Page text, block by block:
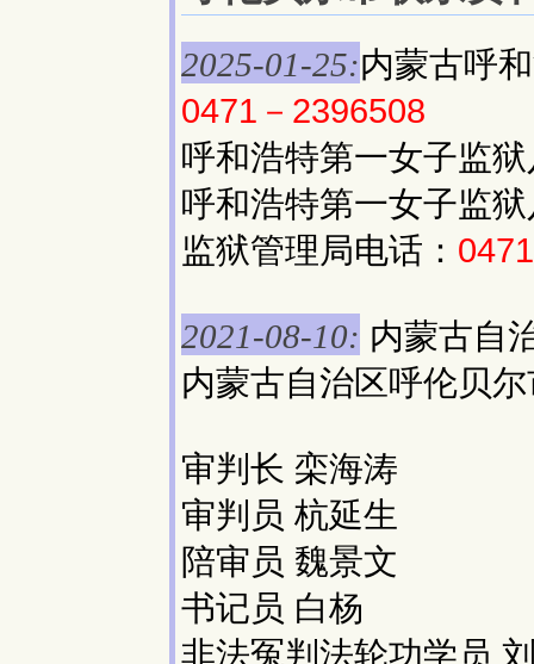
2025-01-25:内蒙古呼
0471－2396508
呼和浩特第一女子监
呼和浩特第一女子监
监狱管理局电话：
2021-08-10: 内蒙古自
内蒙古自治区呼伦贝
审判长 栾海涛
审判员 杭延生
陪审员 魏景文
书记员 白杨
非法冤判法轮功学员